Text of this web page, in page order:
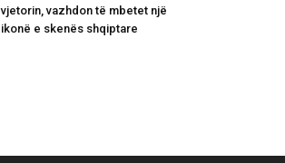
vjetorin, vazhdon të mbetet një
ikonë e skenës shqiptare